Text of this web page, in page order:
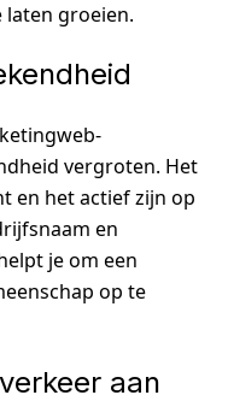
groeien.
vergroten. Het
en het actief zijn op
en
je om een
op te
aan